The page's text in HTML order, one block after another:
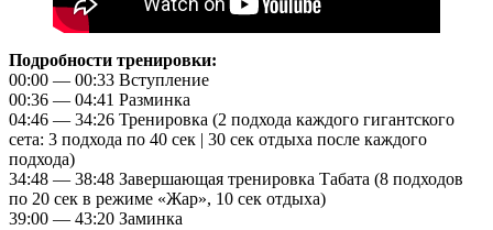
Подробности тренировки:
00:00 — 00:33 Вступление
00:36 — 04:41 Разминка
04:46 — 34:26 Тренировка (2 подхода каждого гигантского
сета: 3 подхода по 40 сек | 30 сек отдыха после каждого
подхода)
34:48 — 38:48 Завершающая тренировка Табата (8 подходов
по 20 сек в режиме «Жар», 10 сек отдыха)
39:00 — 43:20 Заминка